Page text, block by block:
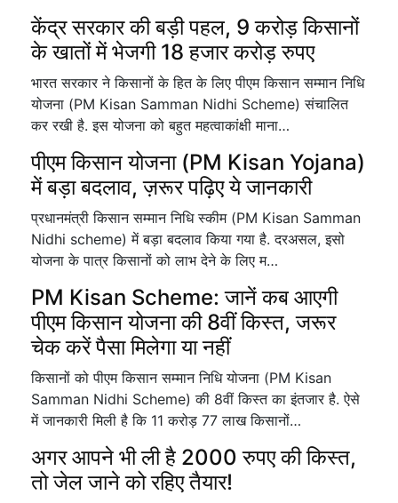
केंद्र सरकार की बड़ी पहल, 9 करोड़ किसानों
के खातों में भेजगी 18 हजार करोड़ रुपए
भारत सरकार ने किसानों के हित के लिए पीएम किसान सम्मान निधि
योजना (PM Kisan Samman Nidhi Scheme) संचालित
कर रखी है. इस योजना को बहुत महत्वाकांक्षी माना…
पीएम किसान योजना (PM Kisan Yojana)
में बड़ा बदलाव, ज़रूर पढ़िए ये जानकारी
प्रधानमंत्री किसान सम्मान निधि स्कीम (PM Kisan Samman
Nidhi scheme) में बड़ा बदलाव किया गया है. दरअसल, इसो
योजना के पात्र किसानों को लाभ देने के लिए म…
PM Kisan Scheme: जानें कब आएगी
पीएम किसान योजना की 8वीं किस्त, जरूर
चेक करें पैसा मिलेगा या नहीं
किसानों को पीएम किसान सम्मान निधि योजना (PM Kisan
Samman Nidhi Scheme) की 8वीं किस्त का इंतजार है. ऐसे
में जानकारी मिली है कि 11 करोड़ 77 लाख किसानों…
अगर आपने भी ली है 2000 रुपए की किस्त,
तो जेल जाने को रहिए तैयार!